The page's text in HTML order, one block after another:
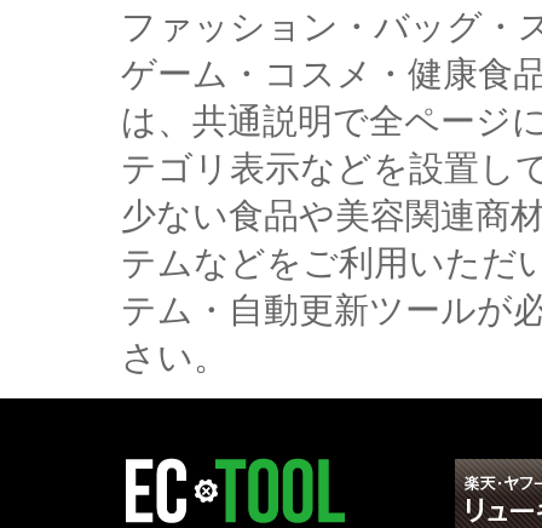
ファッション・バッグ・
ゲーム・コスメ・健康食
は、共通説明で全ページ
テゴリ表示などを設置し
少ない食品や美容関連商
テムなどをご利用いただ
テム・自動更新ツールが
さい。